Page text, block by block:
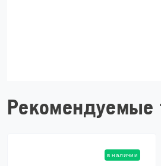
Рекомендуемые
в наличии